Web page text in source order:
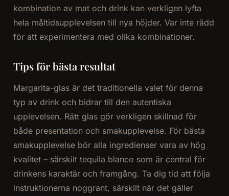
kombination av mat och drink kan verkligen lyfta
hela måltidsupplevelsen till nya höjder. Var inte rädd
för att experimentera med olika kombinationer.
Tips för bästa resultat
Margarita-glas är det traditionella valet för denna
typ av drink och bidrar till den autentiska
upplevelsen. Rätt glas gör verkligen skillnad för
både presentation och smakupplevelse. För bästa
smakupplevelse bör alla ingredienser vara av hög
kvalitet – särskilt tequila blanco som är central för
drinkens karaktär och framgång. Ta dig tid att följa
instruktionerna noggrant, särskilt när det gäller